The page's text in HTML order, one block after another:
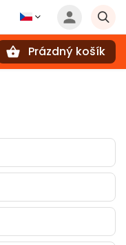
Prázdný košík